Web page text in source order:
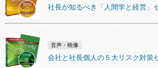
社長が知るべき「人間学と経営」
音声・映像
会社と社長個人の５大リスク対策